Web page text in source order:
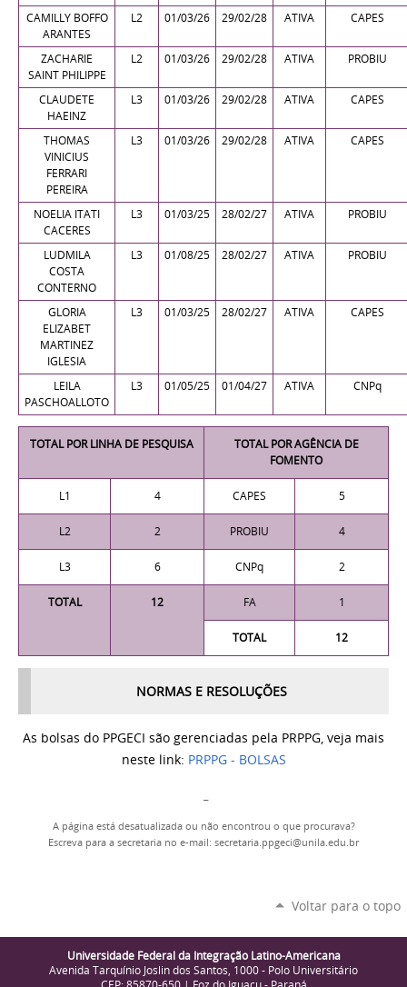
CAMILLY BOFFO
ARANTES
L2 01/03/26 29/02/28 ATIVA CAPES
ZACHARIE
SAINT PHILIPPE
L2 01/03/26 29/02/28 ATIVA PROBIU
CLAUDETE
HAEINZ
L3 01/03/26 29/02/28 ATIVA CAPES
THOMAS
VINICIUS
FERRARI
PEREIRA
L3 01/03/26 29/02/28 ATIVA CAPES
NOELIA ITATI
CACERES
L3 01/03/25 28/02/27 ATIVA PROBIU
LUDMILA
COSTA
CONTERNO
L3 01/08/25 28/02/27 ATIVA PROBIU
GLORIA
ELIZABET
MARTINEZ
IGLESIA
L3 01/03/25 28/02/27 ATIVA CAPES
LEILA
PASCHOALLOTO
L3 01/05/25 01/04/27 ATIVA CNPq
TOTAL POR LINHA DE PESQUISA
TOTAL POR AGÊNCIA DE
FOMENTO
L1 4 CAPES 5
L2 2 PROBIU 4
L3 6 CNPq 2
TOTAL 12 FA 1
TOTAL 12
NORMAS E RESOLUÇÕES
As bolsas do PPGECI são gerenciadas pela PRPPG, veja mais
neste link: PRPPG - BOLSAS
A página está desatualizada ou não encontrou o que procurava?
Escreva para a secretaria no e-mail: secretaria.ppgeci@unila.edu.br
Voltar para o topo
Universidade Federal da Integração Latino-Americana
Avenida Tarquínio Joslin dos Santos, 1000 - Polo Universitário
CEP: 85870-650 | Foz do Iguaçu - Paraná